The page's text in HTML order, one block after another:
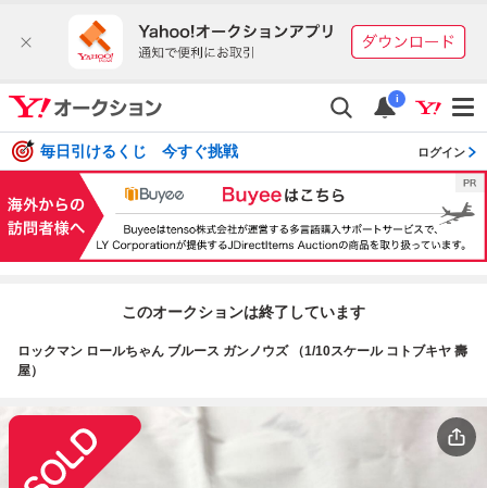
i
毎日引けるくじ 今すぐ挑戦 ログイン
このオークションは終了しています
ロックマン ロールちゃん ブルース ガンノウズ （1/10スケール コトブキヤ 壽
屋）